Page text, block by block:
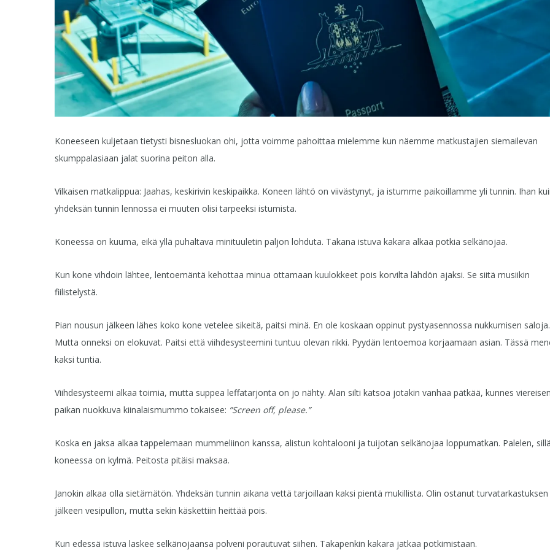
Koneeseen kuljetaan tietysti bisnesluokan ohi, jotta voimme pahoittaa mielemme kun näemme matkustajien siemailevan
skumppalasiaan jalat suorina peiton alla.
Vilkaisen matkalippua: Jaahas, keskirivin keskipaikka. Koneen lähtö on viivästynyt, ja istumme paikoillamme yli tunnin. Ihan
yhdeksän tunnin lennossa ei muuten olisi tarpeeksi istumista.
Koneessa on kuuma, eikä yllä puhaltava minituuletin paljon lohduta. Takana istuva kakara alkaa potkia selkänojaa.
Kun kone vihdoin lähtee, lentoemäntä kehottaa minua ottamaan kuulokkeet pois korvilta lähdön ajaksi. Se siitä musiikin
fiilistelystä.
Pian nousun jälkeen lähes koko kone vetelee sikeitä, paitsi minä. En ole koskaan oppinut pystyasennossa nukkumisen saloja.
Mutta onneksi on elokuvat. Paitsi että viihdesysteemini tuntuu olevan rikki. Pyydän lentoemoa korjaamaan asian. Tässä
kaksi tuntia.
Viihdesysteemi alkaa toimia, mutta suppea leffatarjonta on jo nähty. Alan silti katsoa jotakin vanhaa pätkää, kunnes
paikan nuokkuva kiinalaismummo tokaisee: ”Screen off, please.”
Koska en jaksa alkaa tappelemaan mummeliinon kanssa, alistun kohtalooni ja tuijotan selkänojaa loppumatkan. Palelen,
koneessa on kylmä. Peitosta pitäisi maksaa.
Janokin alkaa olla sietämätön. Yhdeksän tunnin aikana vettä tarjoillaan kaksi pientä mukillista. Olin ostanut turvatarkastuksen
jälkeen vesipullon, mutta sekin käskettiin heittää pois.
Kun edessä istuva laskee selkänojaansa polveni porautuvat siihen. Takapenkin kakara jatkaa potkimistaan.